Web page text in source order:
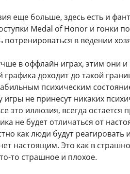
еще больше, здесь есть и
Medal of Honor и гонки
в ведении
в оффлайн играх, этим они
доходит до такой
психическим
не принесут никаких
это иллюзия, всегда остается
не будет отличаться от
как люди будут реагировать и
настоящим. Это как в
то страшное и плохое.